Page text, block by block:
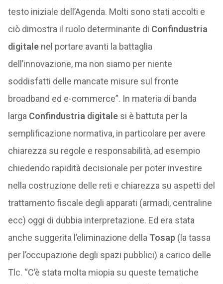
testo iniziale dell’Agenda. Molti sono stati accolti e
ciò dimostra il ruolo determinante di Confindustria
digitalenel portare avanti la battaglia
dell’innovazione, ma non siamo per niente
soddisfatti delle mancate misure sul fronte
broadband ed e-commerce”. In materia di banda
larga Confindustria digitalesi è battuta per la
semplificazione normativa, in particolare per avere
chiarezza su regole e responsabilità, ad esempio
chiedendo rapidità decisionale per poter investire
nella costruzione delle reti e chiarezza su aspetti del
trattamento fiscale degli apparati (armadi, centraline
ecc) oggi di dubbia interpretazione. Ed era stata
anche suggerita l’eliminazione della Tosap(la tassa
per l’occupazione degli spazi pubblici) a carico delle
Tlc. “C’è stata molta miopia su queste tematiche